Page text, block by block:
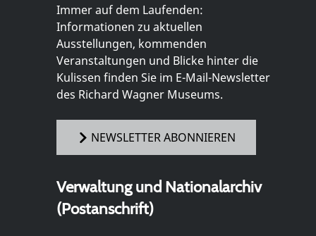
Immer auf dem Laufenden:
Informationen zu aktuellen
Ausstellungen, kommenden
Veranstaltungen und Blicke hinter die
Kulissen finden Sie im E-Mail-Newsletter
des Richard Wagner Museums.
NEWSLETTER ABONNIEREN
Verwaltung und Nationalarchiv
(Postanschrift)